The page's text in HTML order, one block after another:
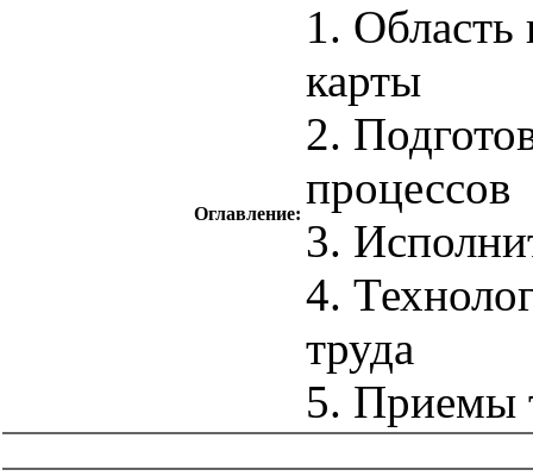
Оглавление:
1.
карты
2.
процессов
3.
4.
труда
5. Приемы